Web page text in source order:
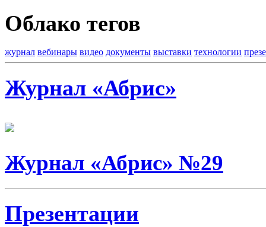
Облако тегов
журнал вебинары видео документы выставки технологии
Журнал «Абрис»
Журнал «Абрис» №29
Презентации